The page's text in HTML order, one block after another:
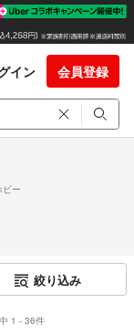
イン 会員登録
ー
絞り込み
1 - 36件